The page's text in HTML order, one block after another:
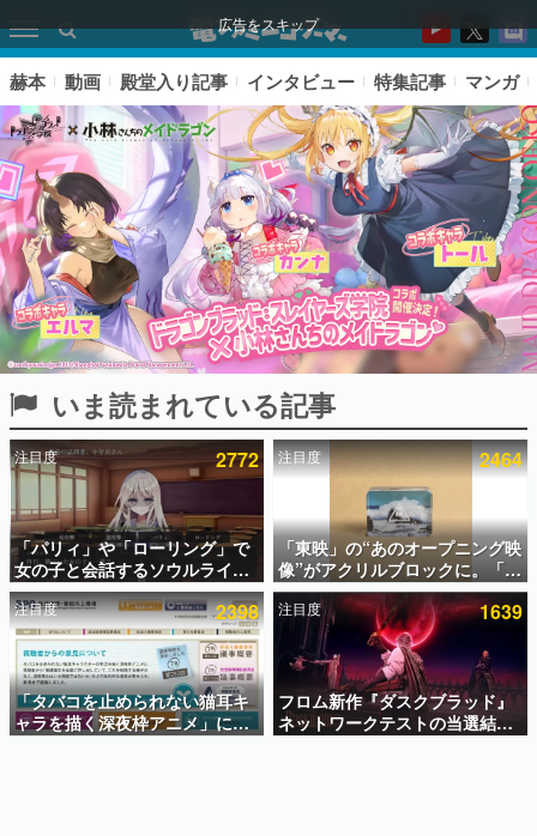
広告をスキップ
ピックアップ
電ファミのいま読まれている記事ランキング
アプリセール情報
インタビュー
連載・特集一覧
殿堂入り記事
SNS拡散数が数千以上！ ページビュー数万以上！ などな
ど。多くの人々に読まれた、電ファミ渾身の“殿堂入り”記
事をまとめました。
赫本 動画 殿堂入り記事 インタビュー 特集記事 マンガ
いま読まれている記事
注目度 2772
「パリィ」や「ローリング」で
女の子と会話するソウルライク
恋愛ゲーム『小早川さんはソウ
ルライク』無料公開。返事に失
敗すると「YOU DIED」
注目度 2464
「東映」の“あのオープニング映
像”がアクリルブロックに。「東
映ヒストリカル グッズコレクシ
ョン」が8月下旬より発売
注目度 2398
「タバコを止められない猫耳キ
ャラを描く深夜枠アニメ」に視
聴者の一部から批判意見。違法
注目度 1639
フロム新作『ダスクブラッド』
ネットワークテストの当選結果
が8月7日22時に発表。応募サイ